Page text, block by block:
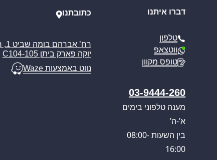
דברו איתנו
טלפון
ווטצאפ
טופס מקוון
03-9444-260
מענה טלפוני בימים
א’-ה’
בין השעות 08:00-
16:00
כתובתנו
רח’
יוקה פארק ביתן C104-105
נווט באמצעות Waze